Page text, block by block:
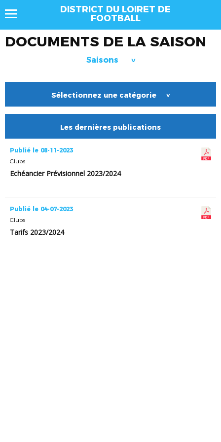
DISTRICT DU LOIRET DE
FOOTBALL
DOCUMENTS DE LA SAISON
Saisons >
Sélectionnez une catégorie >
Les dernières publications
Publié le 08-11-2023
Clubs
Echéancier Prévisionnel 2023/2024
Publié le 04-07-2023
Clubs
Tarifs 2023/2024